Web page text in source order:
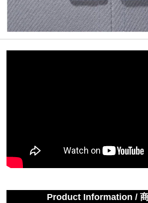
Product Information /